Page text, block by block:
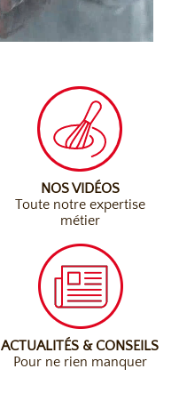
NOS VIDÉOS
Toute notre expertise
métier
ACTUALITÉS & CONSEILS
Pour ne rien manquer